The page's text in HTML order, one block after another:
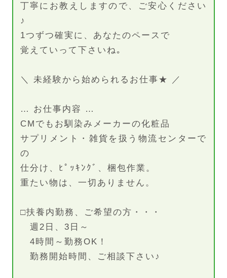
丁寧にお教えしますので、ご安心ください
♪
1つずつ確実に、あなたのペースで
覚えていって下さいね｡
＼ 未経験から始められるお仕事★ ／
… お仕事内容 …
CMでもお馴染みメーカーの化粧品
サプリメント・雑貨を扱う物流センターで
の
仕分け、ﾋﾟｯｷﾝｸﾞ、梱包作業。
重たい物は、一切ありません。
□扶養内勤務、ご希望の方・・・
週2日、3日～
4時間～勤務OK！
勤務開始時間、ご相談下さい♪